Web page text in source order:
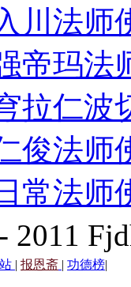
川法师
帝玛法
拉仁波
俊法师
常法师
2011
| 报恩斋 | 功德榜|